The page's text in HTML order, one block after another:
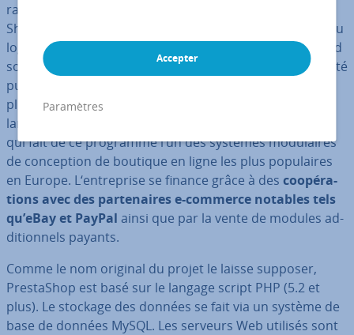
raison du fort potentiel de ce projet, la société Pres­ta­
Shop a été créée en 2007 à Paris. La première version du
logiciel de boutique en ligne est apparue un an plus tard
sous le même nom.
L’Open Software License (OSL)
a été
publié la même année. Pres­ta­Shop compte aujourd’hui
plus de 250 000 té­lé­char­ge­ments, dans plus de 60
langues dif­fé­rentes, un hé­ber­ge­ment Cloud gratuit, ce
qui fait de ce programme l’un des systèmes mo­du­laires
de con­cep­tion de boutique en ligne les plus po­pu­laires
en Europe. L‘en­tre­prise se finance grâce à des coo­pé­ra­
tions avec des par­te­naires e-commerce notables tels
qu’eBay et PayPal ainsi que par la vente de modules ad­
di­tion­nels payants.
Comme le nom original du projet le laisse supposer,
Pres­ta­Shop est basé sur le langage script PHP (5.2 et
plus). Le stockage des données se fait via un système de
base de données MySQL. Les serveurs Web utilisés sont
Accepter
Paramètres